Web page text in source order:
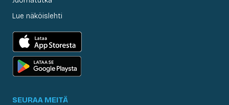
Lue näköislehti
SEURAA MEITÄ